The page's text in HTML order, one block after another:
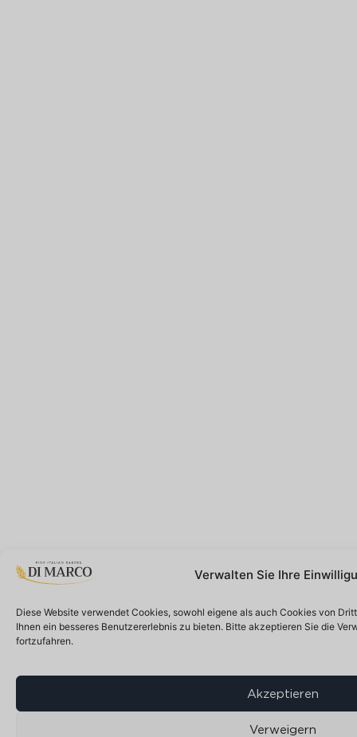
Verwalten Sie Ihre
Diese Website verwendet Cookies, sowohl eigene als auch Cookies von
Ihnen ein besseres Benutzererlebnis zu bieten. Bitte akzeptieren Sie die
fortzufahren.
Akzeptieren
Verweigern